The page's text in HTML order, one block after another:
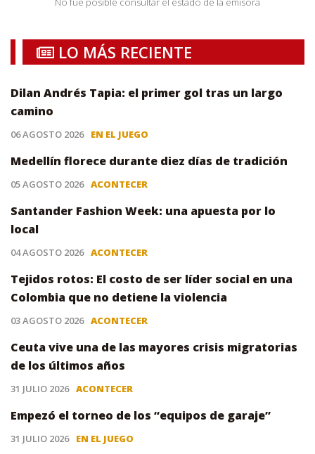
LO MÁS RECIENTE
Dilan Andrés Tapia: el primer gol tras un largo
camino
06 AGOSTO 2026 EN EL JUEGO
Medellín florece durante diez días de tradición
05 AGOSTO 2026 ACONTECER
Santander Fashion Week: una apuesta por lo
local
04 AGOSTO 2026 ACONTECER
Tejidos rotos: El costo de ser líder social en una
Colombia que no detiene la violencia
03 AGOSTO 2026 ACONTECER
Ceuta vive una de las mayores crisis migratorias
de los últimos años
31 JULIO 2026 ACONTECER
Empezó el torneo de los “equipos de garaje”
31 JULIO 2026 EN EL JUEGO